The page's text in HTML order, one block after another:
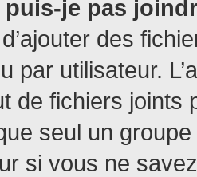
je pas
des
par utilisateur.
de fichiers
seul un
si vous ne